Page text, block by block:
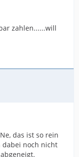
zahlen......will
das ist so rein
dabei noch nicht